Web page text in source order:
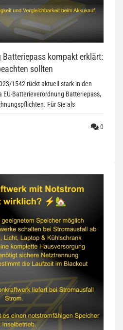
Batteriepass kompakt erklärt:
sollten
1542 rückt aktuell stark in den
EU-Batterieverordnung Batteriepass,
Für Sie als
0